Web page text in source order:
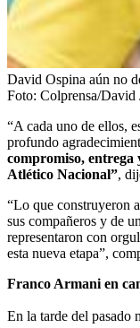
David Ospina aún no
Foto: Colprensa/David
“A cada uno de ellos,
profundo
compromiso, entrega
Atlético Nacional”,
“Lo que construyeron
sus compañeros y de
representaron con
esta nueva etapa”,
Franco Armani en
En la tarde del pasado